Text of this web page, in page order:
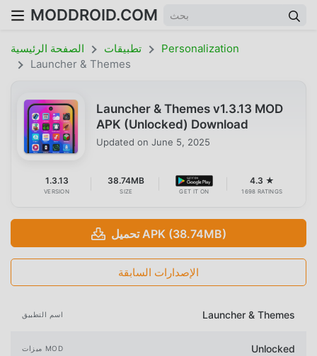
MODDROID.COM
الصفحة الرئيسية تطبيقات
Personalization
Launcher & Themes
Launcher & Themes v1.3.13 MOD
APK (Unlocked) Download
Updated on June 5, 2025
1.3.13
VERSION
38.74MB
SIZE GET IT ON
4.3 ★
1698 RATINGS
تحميل APK (38.74MB)
الإصدارات السابقة
اسم التطبيق Launcher & Themes
ميزات MOD Unlocked